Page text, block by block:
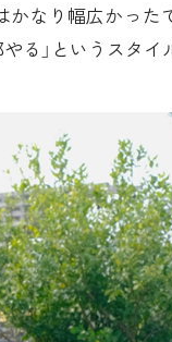
なり幅広かった
る」というスタイ